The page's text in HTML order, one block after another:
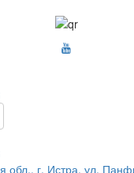
обл., г. Истра, ул.